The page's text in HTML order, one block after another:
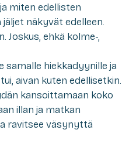
miten edellisten
näkyvät edelleen.
Joskus, ehkä kolme-,
samalle hiekkadyynille ja
aivan kuten edellisetkin.
kansoittamaan koko
illan ja matkan
ravitsee väsynyttä